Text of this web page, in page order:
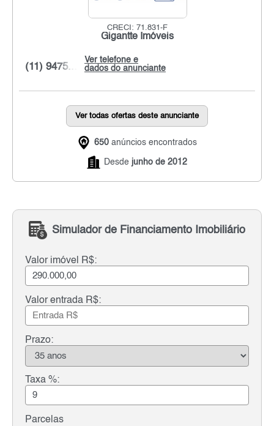
CRECI: 71.831-F
Gigantte Imóveis
Ver telefone e
dados do anunciante
(11) 9475...
Ver todas ofertas deste anunciante
650 anúncios encontrados
Desde junho de 2012
Simulador de Financiamento Imobiliário
Valor imóvel R$:
Valor entrada R$:
Prazo:
Taxa %:
Parcelas